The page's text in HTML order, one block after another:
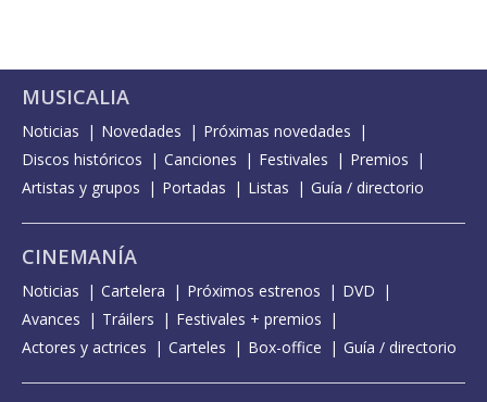
MUSICALIA
Noticias Novedades
Próximas novedades
Discos históricos
Canciones Festivales
Premios
Artistas y grupos
Portadas Listas Guía / directorio
CINEMANÍA
Noticias Cartelera Próximos estrenos
DVD
Avances
Tráilers
Festivales + premios
Actores y actrices
Carteles Box-office Guía / directorio